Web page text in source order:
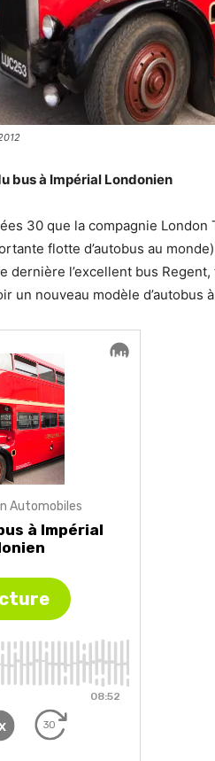
bus à Impérial Londonien
30 que la compagnie
flotte d’autobus au
dernière l’excellent bus
un nouveau modèle d’autobus